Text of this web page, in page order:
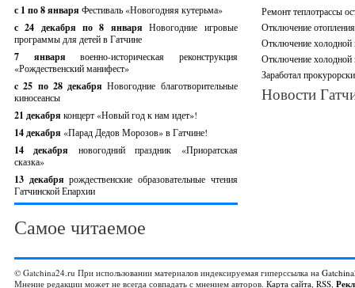
с 1 по 8 января Фестиваль «Новогодняя кутерьма»
с 24 декабря по 8 январяНовогодние игровые
программы для детей в Гатчине
7 январявоенно-историческая реконструкция
«Рождественский манифест»
c 25 по 28 декабряНовогодние благотворительные
киносеансы
21 декабря концерт «Новый год к нам идет»!
14 декабря «Парад Дедов Морозов» в Гатчине!
14 декабря новогодний праздник «Приоратская
сказка»
13 декабрярождественские образовательные чтения
Гатчинской Епархии
Самое читаемое
Ремонт теплотрассы
Отключение
Отключение холодной
Отключение холодной
Заработал
Новости
© Gatchina24.ru При использовании материалов индексируемая гиперссылка на
Мнение редакции может не всегда совпадать с мнением авторов. Карта сайта, RSS,